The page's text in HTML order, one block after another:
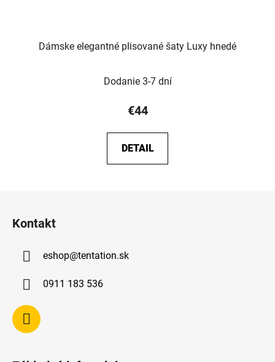
Dámske elegantné plisované šaty Luxy hnedé
Dodanie 3-7 dní
€44
DETAIL
Kontakt
eshop@tentation.sk
0911 183 536